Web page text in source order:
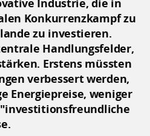
Konkurrenzkampf zu
zu investieren.
Handlungsfelder,
Erstens müssten
verbessert werden,
Energiepreise, weniger